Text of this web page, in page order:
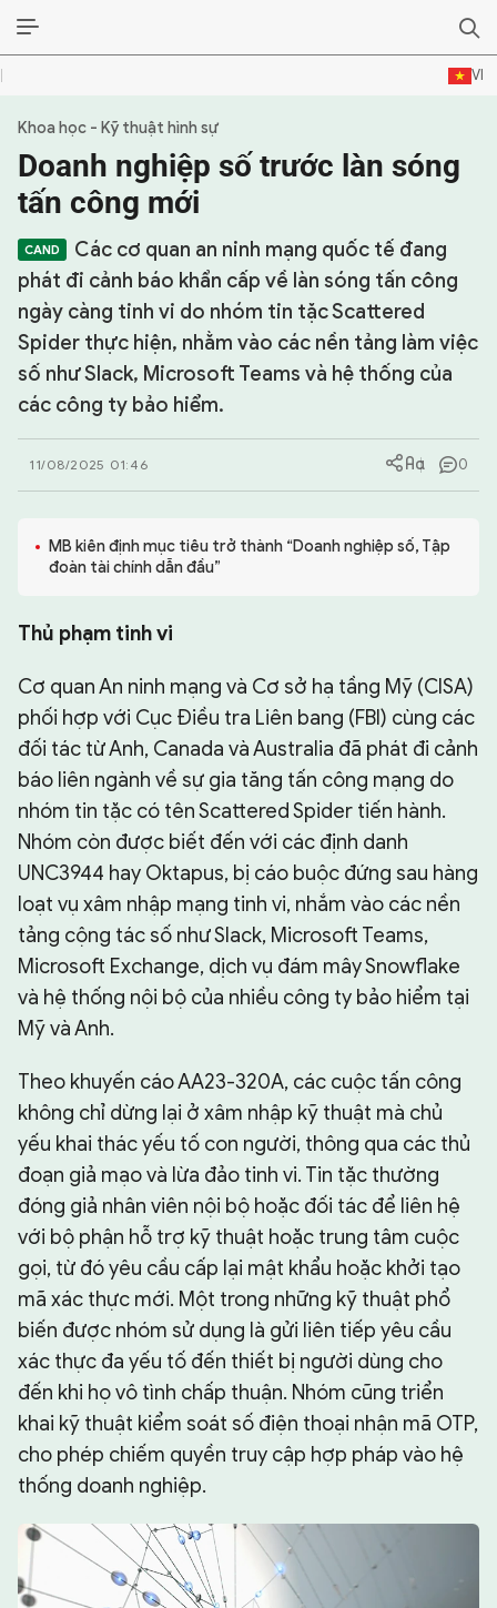
VI
SỰ KIỆN & BÌNH LUẬN
HẬU TRƯỜNG
KINH TẾ - VĂN HÓA - THỂ THAO
HỒ SƠ MẬT
PHÓNG SỰ
HỒ SƠ INTERPOL
VỤ ÁN NỔI TIẾNG
TƯ LIỆU
CHUYÊN TRANG
Khoa học - Kỹ thuật hình sự
Doanh nghiệp số trước làn sóng
tấn công mới
Các cơ quan an ninh mạng quốc tế đang
phát đi cảnh báo khẩn cấp về làn sóng tấn công
ngày càng tinh vi do nhóm tin tặc Scattered
Spider thực hiện, nhằm vào các nền tảng làm việc
số như Slack, Microsoft Teams và hệ thống của
các công ty bảo hiểm.
11/08/2025 01:46 0
MB kiên định mục tiêu trở thành “Doanh nghiệp số, Tập
đoàn tài chính dẫn đầu”
Thủ phạm tinh vi
Cơ quan An ninh mạng và Cơ sở hạ tầng Mỹ (CISA)
phối hợp với Cục Điều tra Liên bang (FBI) cùng các
đối tác từ Anh, Canada và Australia đã phát đi cảnh
báo liên ngành về sự gia tăng tấn công mạng do
nhóm tin tặc có tên Scattered Spider tiến hành.
Nhóm còn được biết đến với các định danh
UNC3944 hay Oktapus, bị cáo buộc đứng sau hàng
loạt vụ xâm nhập mạng tinh vi, nhắm vào các nền
tảng cộng tác số như Slack, Microsoft Teams,
Microsoft Exchange, dịch vụ đám mây Snowflake
và hệ thống nội bộ của nhiều công ty bảo hiểm tại
Mỹ và Anh.
Theo khuyến cáo AA23-320A, các cuộc tấn công
không chỉ dừng lại ở xâm nhập kỹ thuật mà chủ
yếu khai thác yếu tố con người, thông qua các thủ
đoạn giả mạo và lừa đảo tinh vi. Tin tặc thường
đóng giả nhân viên nội bộ hoặc đối tác để liên hệ
với bộ phận hỗ trợ kỹ thuật hoặc trung tâm cuộc
gọi, từ đó yêu cầu cấp lại mật khẩu hoặc khởi tạo
mã xác thực mới. Một trong những kỹ thuật phổ
biến được nhóm sử dụng là gửi liên tiếp yêu cầu
xác thực đa yếu tố đến thiết bị người dùng cho
đến khi họ vô tình chấp thuận. Nhóm cũng triển
khai kỹ thuật kiểm soát số điện thoại nhận mã OTP,
cho phép chiếm quyền truy cập hợp pháp vào hệ
thống doanh nghiệp.